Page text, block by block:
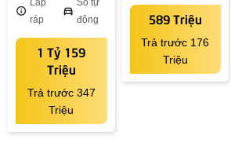
info
Lắp
ráp
directions_car
Số tự
động
1 Tỷ 159
Triệu
Trả trước 347
Triệu
589 Triệu
Trả trước 176
Triệu